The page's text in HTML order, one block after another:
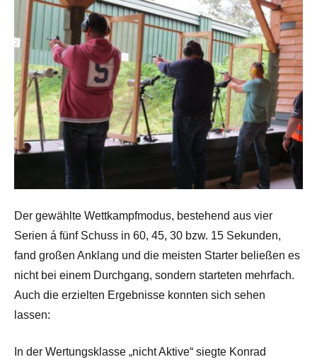
Der gewählte Wettkampfmodus, bestehend aus vier
Serien á fünf Schuss in 60, 45, 30 bzw. 15 Sekunden,
fand großen Anklang und die meisten Starter beließen es
nicht bei einem Durchgang, sondern starteten mehrfach.
Auch die erzielten Ergebnisse konnten sich sehen
lassen:
In der Wertungsklasse „nicht Aktive“ siegte Konrad